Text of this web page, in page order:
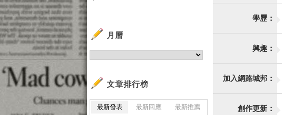
學歷：
興趣：
加入網路城邦：
創作更新：
月曆
文章排行榜
最新發表 最新回應
最新推薦